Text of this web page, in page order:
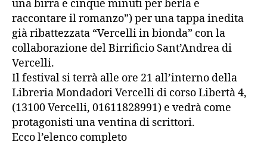
una birra e cinque minuti per berla e
raccontare il romanzo”) per una tappa inedita
già ribattezzata “Vercelli in bionda” con la
collaborazione del Birrificio Sant’Andrea di
Vercelli.
Il festival si terrà alle ore 21 all’interno della
Libreria Mondadori Vercelli di corso Libertà 4,
(13100 Vercelli, 01611828991) e vedrà come
protagonisti una ventina di scrittori.
Ecco l’elenco completo